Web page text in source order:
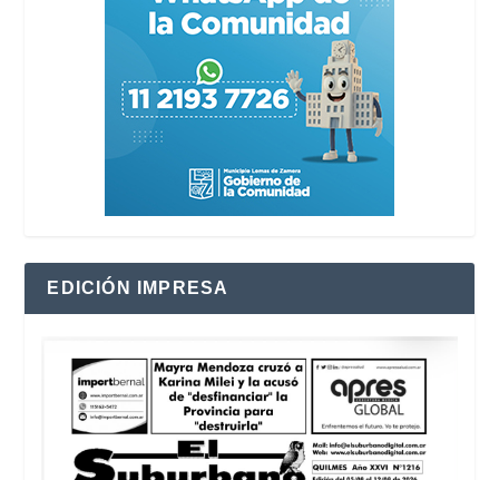
EDICIÓN IMPRESA